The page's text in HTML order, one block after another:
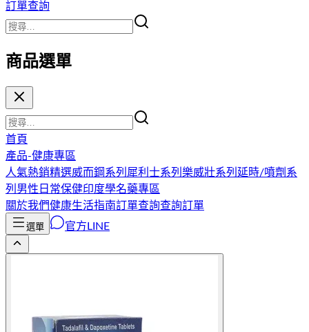
訂單查詢
商品選單
首頁
產品-健康專區
人氣熱銷精選威而鋼系列 犀利士系列 樂威壯系列 延時/噴劑系
列 男性日常保健印度學名藥專區
關於我們健康生活指南訂單查詢查詢訂單
選單 官方LINE